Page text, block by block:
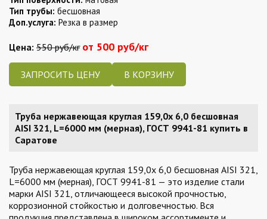
Тип трубы: бесшовная
Доп.услуга: Резка в размер
Цена: 550 руб/кг от 500 руб/кг
ЗАПРОСИТЬ ЦЕНУ
Труба нержавеющая круглая 159,0х 6,0 бесшовная
AISI 321, L=6000 мм (мерная), ГОСТ 9941-81 купить в
Саратове
Труба нержавеющая круглая 159,0х 6,0 бесшовная AISI 321,
L=6000 мм (мерная), ГОСТ 9941-81 — это изделие стали
марки AISI 321, отличающееся высокой прочностью,
коррозионной стойкостью и долговечностью. Вся